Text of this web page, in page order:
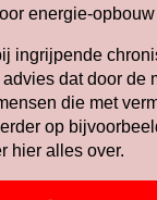
energie-
ingrijpende
dat door
die met
op
hier alles over.